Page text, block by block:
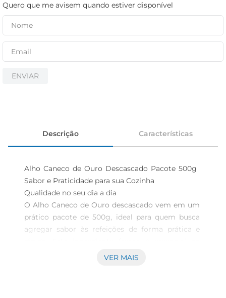
Quero que me avisem quando estiver disponível
ENVIAR
Descrição Características
Alho Caneco de Ouro Descascado Pacote 500g
Sabor e Praticidade para sua Cozinha
Qualidade no seu dia a dia
O Alho Caneco de Ouro descascado vem em um
prático pacote de 500g, ideal para quem busca
agregar sabor às refeições de forma prática e
culinária brasileira, proporcionando aquele toque
VER MAIS
iogurte
papel higiênico